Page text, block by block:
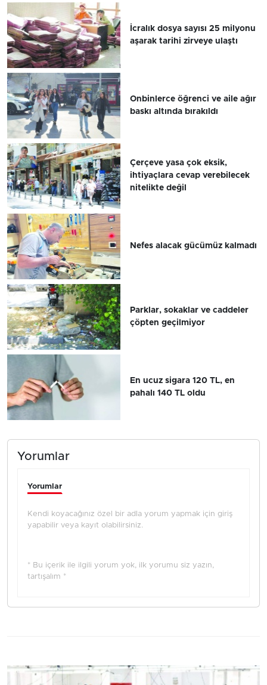
İcralık dosya sayısı 25 milyonu
aşarak tarihi zirveye ulaştı
Onbinlerce öğrenci ve aile ağır
baskı altında bırakıldı
Çerçeve yasa çok eksik,
ihtiyaçlara cevap verebilecek
nitelikte değil
Nefes alacak gücümüz kalmadı
Parklar, sokaklar ve caddeler
çöpten geçilmiyor
En ucuz sigara 120 TL, en
pahalı 140 TL oldu
Yorumlar
Yorumlar
Kendi koyacağınız özel bir adla yorum yapmak için giriş
yapabilir veya kayıt olabilirsiniz.
* Bu içerik ile ilgili yorum yok, ilk yorumu siz yazın,
tartışalım *